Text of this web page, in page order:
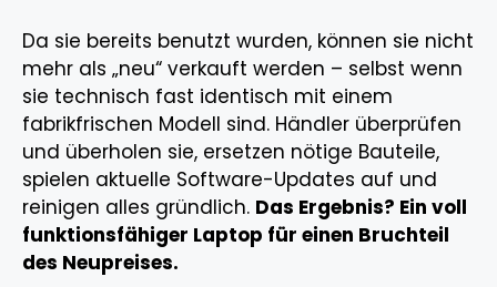
Da sie bereits benutzt wurden, können sie nicht
mehr als „neu“ verkauft werden – selbst wenn
sie technisch fast identisch mit einem
fabrikfrischen Modell sind. Händler überprüfen
und überholen sie, ersetzen nötige Bauteile,
spielen aktuelle Software-Updates auf und
reinigen alles gründlich. Das Ergebnis? Ein voll
funktionsfähiger Laptop für einen Bruchteil
des Neupreises.